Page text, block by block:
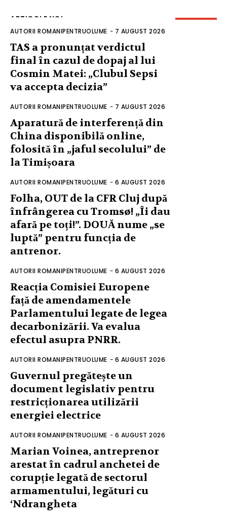
ARTICOLE NOI
AUTORII ROMANIPENTRUOLUME - 7 AUGUST 2026
TAS a pronunțat verdictul
final în cazul de dopaj al lui
Cosmin Matei: „Clubul Sepsi
va accepta decizia”
AUTORII ROMANIPENTRUOLUME - 7 AUGUST 2026
Aparatură de interferență din
China disponibilă online,
folosită în „jaful secolului” de
la Timișoara
AUTORII ROMANIPENTRUOLUME - 6 AUGUST 2026
Folha, OUT de la CFR Cluj după
înfrângerea cu Tromsø! „Îi dau
afară pe toți!”. DOUĂ nume „se
luptă” pentru funcția de
antrenor.
AUTORII ROMANIPENTRUOLUME - 6 AUGUST 2026
Reacția Comisiei Europene
față de amendamentele
Parlamentului legate de legea
decarbonizării. Va evalua
efectul asupra PNRR.
AUTORII ROMANIPENTRUOLUME - 6 AUGUST 2026
Guvernul pregătește un
document legislativ pentru
restricționarea utilizării
energiei electrice
AUTORII ROMANIPENTRUOLUME - 6 AUGUST 2026
Marian Voinea, antreprenor
arestat în cadrul anchetei de
corupție legată de sectorul
armamentului, legături cu
‘Ndrangheta